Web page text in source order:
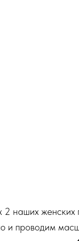
наших
и проводим